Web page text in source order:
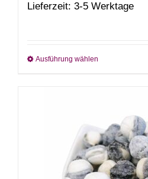
Lieferzeit: 3-5 Werktage
Ausführung wählen
mehrere
Varianten
auf.
Die